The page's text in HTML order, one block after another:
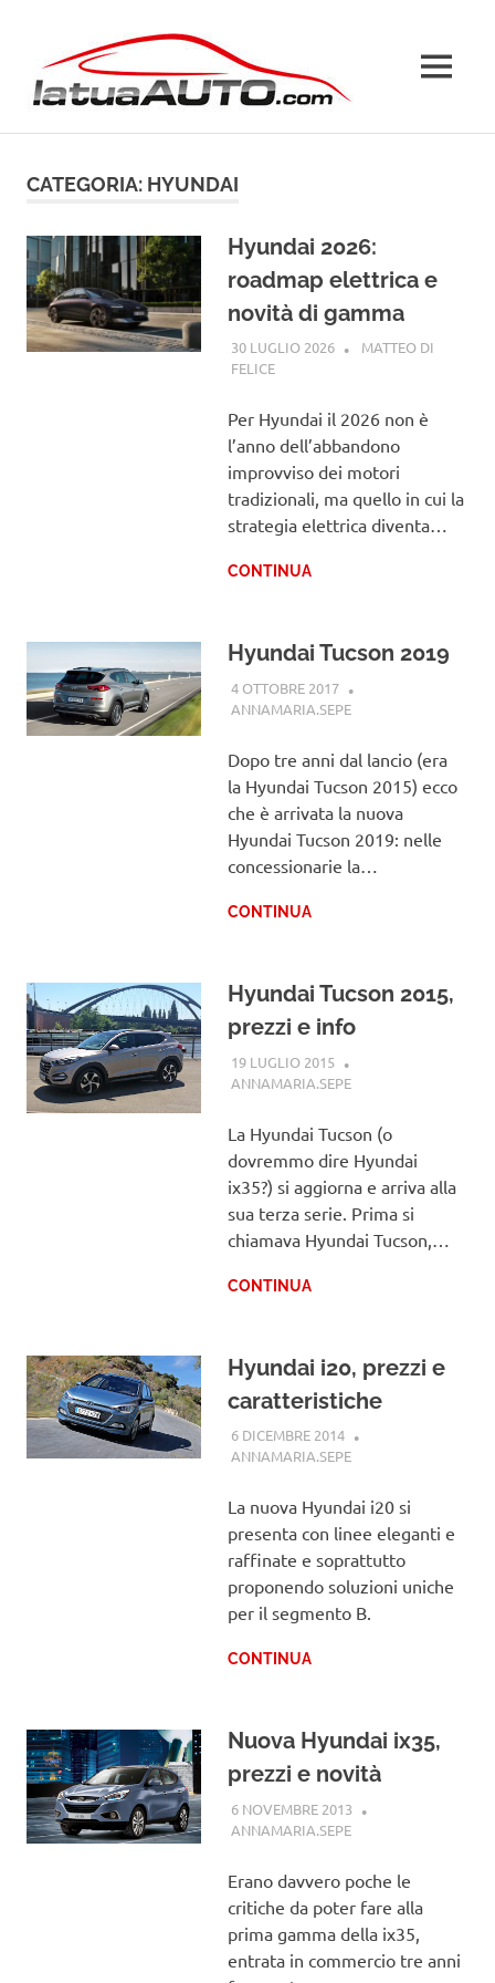
contenuto
MENU
CATEGORIA: HYUNDAI
Hyundai 2026:
roadmap elettrica e
novità di gamma
30 LUGLIO 2026
MATTEO DI
FELICEHYUNDAI
Per Hyundai il 2026 non è
l’anno dell’abbandono
improvviso dei motori
tradizionali, ma quello in cui la
strategia elettrica diventa…
CONTINUA
Hyundai Tucson 2019
4 OTTOBRE 2017
ANNAMARIA.SEPEHYUNDAI
Dopo tre anni dal lancio (era
la Hyundai Tucson 2015) ecco
che è arrivata la nuova
Hyundai Tucson 2019: nelle
concessionarie la…
CONTINUA
Hyundai Tucson 2015,
prezzi e info
19 LUGLIO 2015
ANNAMARIA.SEPEHYUNDAI
La Hyundai Tucson (o
dovremmo dire Hyundai
ix35?) si aggiorna e arriva alla
sua terza serie. Prima si
chiamava Hyundai Tucson,…
CONTINUA
Hyundai i20, prezzi e
caratteristiche
6 DICEMBRE 2014
ANNAMARIA.SEPEHYUNDAI
La nuova Hyundai i20 si
presenta con linee eleganti e
raffinate e soprattutto
proponendo soluzioni uniche
per il segmento B.
CONTINUA
Nuova Hyundai ix35,
prezzi e novità
6 NOVEMBRE 2013
ANNAMARIA.SEPEHYUNDAI
Erano davvero poche le
critiche da poter fare alla
prima gamma della ix35,
entrata in commercio tre anni